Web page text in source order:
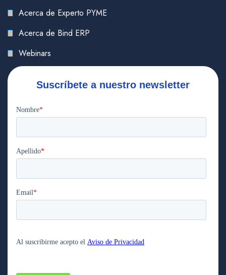
Acerca de Experto PYME
Acerca de Bind ERP
Webinars
Suscríbete a nuestro newsletter